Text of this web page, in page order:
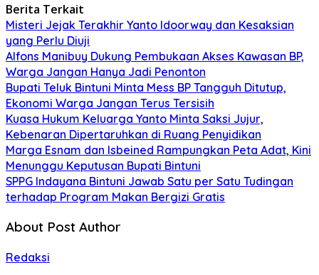
Berita Terkait
Misteri Jejak Terakhir Yanto Idoorway dan Kesaksian
yang Perlu Diuji
Alfons Manibuy Dukung Pembukaan Akses Kawasan BP,
Warga Jangan Hanya Jadi Penonton
Bupati Teluk Bintuni Minta Mess BP Tangguh Ditutup,
Ekonomi Warga Jangan Terus Tersisih
Kuasa Hukum Keluarga Yanto Minta Saksi Jujur,
Kebenaran Dipertaruhkan di Ruang Penyidikan
Marga Esnam dan Isbeined Rampungkan Peta Adat, Kini
Menunggu Keputusan Bupati Bintuni
SPPG Indayana Bintuni Jawab Satu per Satu Tudingan
terhadap Program Makan Bergizi Gratis
About Post Author
Redaksi